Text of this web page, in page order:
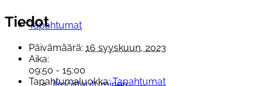
Tapahtumat
Tiedot
Päivämäärä: 16 syyskuun, 2023
Aika:
09:50 - 15:00
Tapahtumaluokka: Tapahtumat